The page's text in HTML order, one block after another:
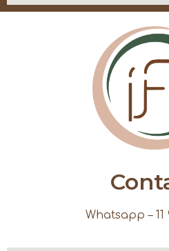
Whatsapp – 11